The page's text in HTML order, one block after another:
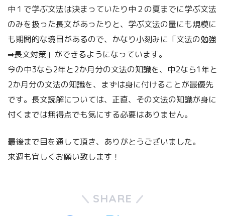
中１で学ぶ文法は決まっていたり中２の夏までに学ぶ文法
のみを扱った長文があったりと、学ぶ文法の量にも規模に
も期間的な境目があるので、かなり小刻みに「文法の勉強
➡長文対策」ができるようになっています。
今の中3なら2年と2か月分の文法の知識を、中2なら1年と
2か月分の文法の知識を、まずは身に付けることが最優先
です。長文読解については、正直、その文法の知識が身に
付くまでは無得点でも気にする必要はありません。
最後まで目を通して頂き、ありがとうございました。
来週も宜しくお願い致します！
SHARE